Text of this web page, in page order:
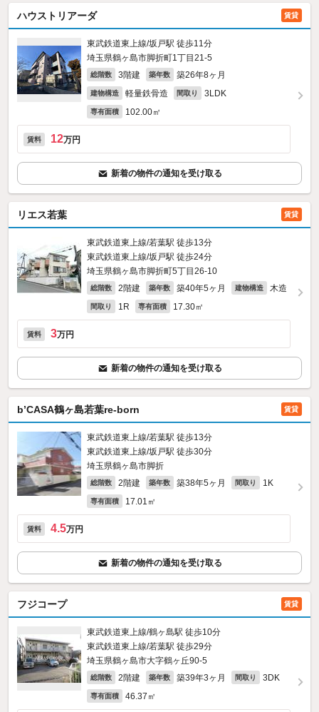
ハウストリアーダ 賃貸
東武鉄道東上線/坂戸駅 徒歩11分
埼玉県鶴ヶ島市脚折町1丁目21-5
総階数 3階建 築年数 築26年8ヶ月
建物構造 軽量鉄骨造 間取り 3LDK
専有面積 102.00㎡
賃料 12万円
新着の物件の通知を受け取る
リエス若葉 賃貸
東武鉄道東上線/若葉駅 徒歩13分
東武鉄道東上線/坂戸駅 徒歩24分
埼玉県鶴ヶ島市脚折町5丁目26-10
総階数 2階建 築年数 築40年5ヶ月 建物構造 木造
間取り 1R 専有面積 17.30㎡
賃料 3万円
新着の物件の通知を受け取る
b’CASA鶴ヶ島若葉re-born 賃貸
東武鉄道東上線/若葉駅 徒歩13分
東武鉄道東上線/坂戸駅 徒歩30分
埼玉県鶴ヶ島市脚折
総階数 2階建 築年数 築38年5ヶ月 間取り 1K
専有面積 17.01㎡
賃料 4.5万円
新着の物件の通知を受け取る
フジコープ 賃貸
東武鉄道東上線/鶴ヶ島駅 徒歩10分
東武鉄道東上線/若葉駅 徒歩29分
埼玉県鶴ヶ島市大字鶴ヶ丘90‐5
総階数 2階建 築年数 築39年3ヶ月 間取り 3DK
専有面積 46.37㎡